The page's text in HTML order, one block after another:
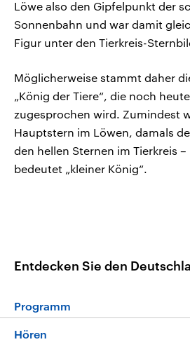
Löwe also den Gipfelpunkt der
Sonnenbahn und war damit
Figur unter den Tierkreis-
Möglicherweise stammt daher
„König der Tiere“, die noch
zugesprochen wird. Zumindest
Hauptstern im Löwen, damals
den hellen Sternen im Tierkreis –
bedeutet „kleiner König“.
Entdecken Sie den
Programm
Programm
Hören